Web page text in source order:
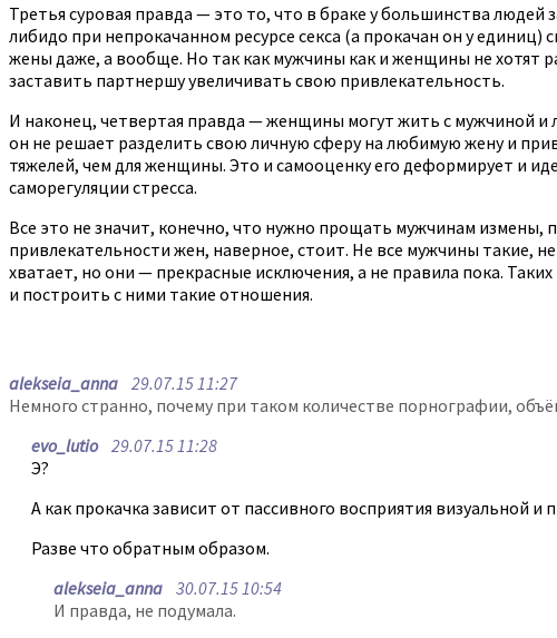
Третья суровая правда — это то, что в браке у большинства
либидо при непрокачанном ресурсе секса (а прокачан он у
жены даже, а вообще. Но так как мужчины как и женщины не хотят
заставить партнершу увеличивать свою привлекательность.
И наконец, четвертая правда — женщины могут жить с мужчиной и
он не решает разделить свою личную сферу на любимую жену и
тяжелей, чем для женщины. Это и самооценку его деформирует и
саморегуляции стресса.
Все это не значит, конечно, что нужно прощать мужчинам измены,
привлекательности жен, наверное, стоит. Не все мужчины такие,
хватает, но они — прекрасные исключения, а не правила пока.
и построить с ними такие отношения.
alekseia_anna 29.07.15 11:27
Немного странно, почему при таком количестве порнографии,
evo_lutio29.07.15 11:28
Э?
А как прокачка зависит от пассивного восприятия визуальной
Разве что обратным образом.
alekseia_anna 30.07.15 10:54
И правда, не подумала.